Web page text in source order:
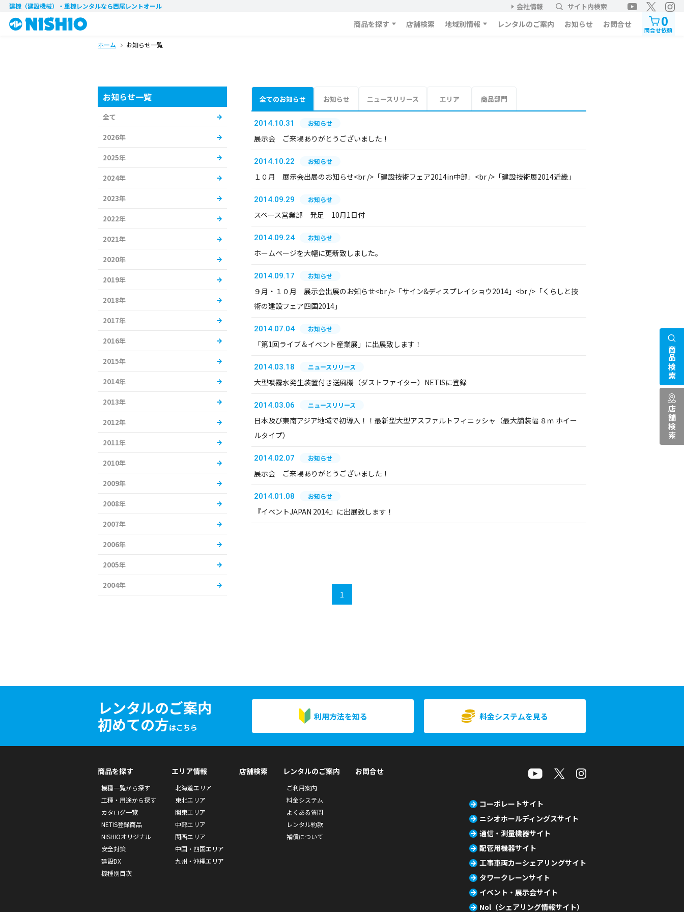
建機（建設機械）・重機レンタルなら西尾レントオール 会社情報 サイト内検索
商品を探す 店舗検索 地域別情報 レンタルのご案内 お知らせ お問合せ 0
問合せ依頼
ホーム お知らせ一覧
全てのお知らせ お知らせ ニュースリリース エリア 商品部門
2014.10.31 お知らせ
展示会 ご来場ありがとうございました！
2014.10.22 お知らせ
１０月 展示会出展のお知らせ<br />「建設技術フェア2014in中部」<br />「建設技術展2014近畿」
2014.09.29 お知らせ
スペース営業部 発足 10月1日付
2014.09.24 お知らせ
ホームページを大幅に更新致しました。
2014.09.17 お知らせ
９月・１０月 展示会出展のお知らせ<br />「サイン&ディスプレイショウ2014」<br />「くらしと技
術の建設フェア四国2014」
2014.07.04 お知らせ
「第1回ライブ＆イベント産業展」に出展致します！
2014.03.18 ニュースリリース
大型噴霧水発生装置付き送風機（ダストファイター）NETISに登録
2014.03.06 ニュースリリース
日本及び東南アジア地域で初導入！！最新型大型アスファルトフィニッシャ（最大舗装幅 ８ｍ ホイー
ルタイプ）
2014.02.07 お知らせ
展示会 ご来場ありがとうございました！
2014.01.08 お知らせ
『イベントJAPAN 2014』に出展致します！
1
お知らせ一覧
全て
2026年
2025年
2024年
2023年
2022年
2021年
2020年
2019年
2018年
2017年
2016年
2015年
2014年
2013年
2012年
2011年
2010年
2009年
2008年
2007年
2006年
2005年
2004年
レンタルのご案内
初めての方はこちら
利用方法を知る 料金システムを見る
商品検索
店舗検索
商品を探す
機種一覧から探す
工種・用途から探す
カタログ一覧
NETIS登録商品
NISHIOオリジナル
安全対策
建設DX
機種別目次
エリア情報
北海道エリア
東北エリア
関東エリア
中部エリア
関西エリア
中国・四国エリア
九州・沖縄エリア
店舗検索 レンタルのご案内
ご利用案内
料金システム
よくある質問
レンタル約款
補償について
お問合せ
コーポレートサイト
ニシオホールディングスサイト
通信・測量機器サイト
配管用機器サイト
工事車両カーシェアリングサイト
タワークレーンサイト
イベント・展示会サイト
Nol（シェアリング情報サイト）